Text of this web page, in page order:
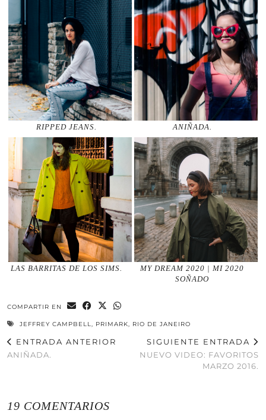
RIPPED JEANS. ANIÑADA.
LAS BARRITAS DE LOS SIMS.
MY DREAM 2020 | MI 2020
SOÑADO
COMPARTIR EN
JEFFREY CAMPBELL, PRIMARK, RIO DE JANEIRO
ENTRADA ANTERIOR
ANIÑADA.
SIGUIENTE ENTRADA
NUEVO VIDEO: FAVORITOS
MARZO 2016.
19 COMENTARIOS